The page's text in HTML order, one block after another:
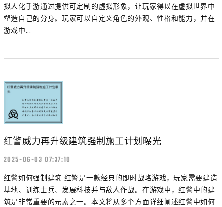
拟人化手游通过提供可定制的虚拟形象，让玩家得以在虚拟世界中
塑造自己的分身。玩家可以自定义角色的外观、性格和能力，并在
游戏中...
红警威力再升级建筑强制施工计划曝光
2025-06-03 07:37:10
红警如何强制建筑 红警是一款经典的即时战略游戏，玩家需要建造
基地、训练士兵、发展科技并与敌人作战。在游戏中，红警中的建
筑是非常重要的元素之一。本文将从多个方面详细阐述红警中如何